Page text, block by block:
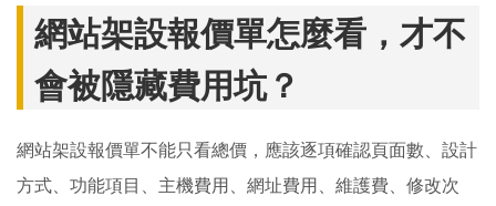
網站架設報價單怎麼看，才不
會被隱藏費用坑？
網站架設報價單不能只看總價，應該逐項確認頁面數、設計
方式、功能項目、主機費用、網址費用、維護費、修改次